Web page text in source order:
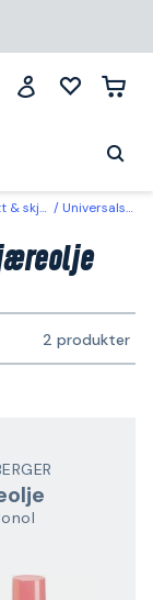
Universalskjæreolje
2 produkter